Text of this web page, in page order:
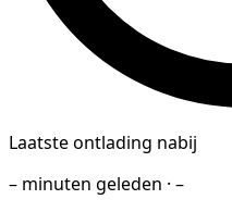
Laatste ontlading nabij
– minuten geleden · –